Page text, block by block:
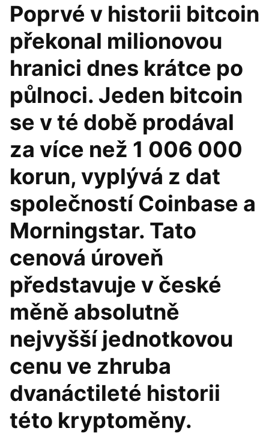
Poprvé v historii bitcoin
překonal milionovou
hranici dnes krátce po
půlnoci. Jeden bitcoin
se v té době prodával
za více než 1 006 000
korun, vyplývá z dat
společností Coinbase a
Morningstar. Tato
cenová úroveň
představuje v české
měně absolutně
nejvyšší jednotkovou
cenu ve zhruba
dvanáctileté historii
této kryptoměny.